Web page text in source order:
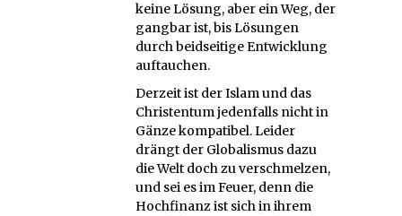
keine Lösung, aber ein Weg, der
gangbar ist, bis Lösungen
durch beidseitige Entwicklung
auftauchen.
Derzeit ist der Islam und das
Christentum jedenfalls nicht in
Gänze kompatibel. Leider
drängt der Globalismus dazu
die Welt doch zu verschmelzen,
und sei es im Feuer, denn die
Hochfinanz ist sich in ihrem